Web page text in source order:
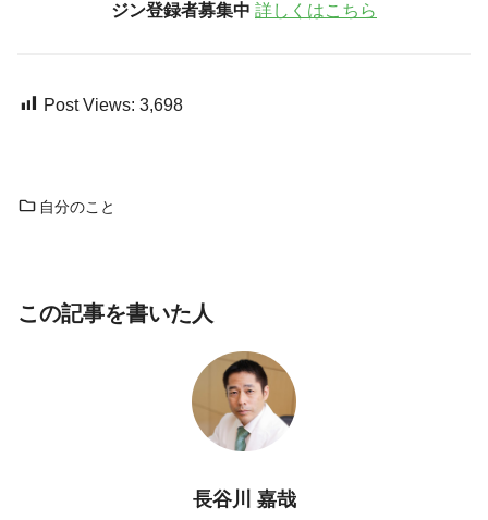
ジン登録者募集中 詳しくはこちら
Post Views: 3,698
自分のこと
この記事を書いた人
長谷川 嘉哉